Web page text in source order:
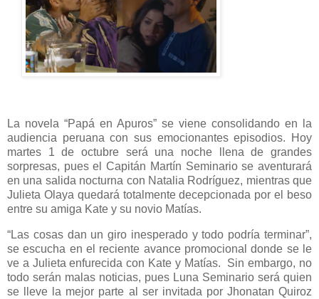
La novela “Papá en Apuros” se viene consolidando en la
audiencia peruana con sus emocionantes episodios. Hoy
martes 1 de octubre será una noche llena de grandes
sorpresas, pues el Capitán Martín Seminario se aventurará
en una salida nocturna con Natalia Rodríguez, mientras que
Julieta Olaya quedará totalmente decepcionada por el beso
entre su amiga Kate y su novio Matías.
“Las cosas dan un giro inesperado y todo podría terminar”,
se escucha en el reciente avance promocional donde se le
ve a Julieta enfurecida con Kate y Matías. Sin embargo, no
todo serán malas noticias, pues Luna Seminario será quien
se lleve la mejor parte al ser invitada por Jhonatan Quiroz